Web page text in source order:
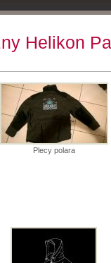
Helikon
Plecy polara